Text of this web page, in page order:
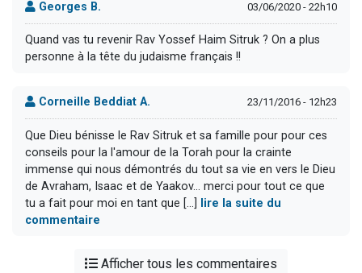
Georges B. 03/06/2020 - 22h10
Quand vas tu revenir Rav Yossef Haim Sitruk ? On a plus
personne à la tête du judaisme français !!
Corneille Beddiat A. 23/11/2016 - 12h23
Que Dieu bénisse le Rav Sitruk et sa famille pour pour ces
conseils pour la l'amour de la Torah pour la crainte
immense qui nous démontrés du tout sa vie en vers le Dieu
de Avraham, Isaac et de Yaakov... merci pour tout ce que
tu a fait pour moi en tant que [...]
lire la suite du
commentaire
Afficher tous les commentaires